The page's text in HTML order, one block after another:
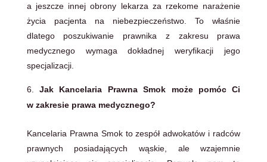
a jeszcze innej obrony lekarza za rzekome narażenie
życia pacjenta na niebezpieczeństwo. To właśnie
dlatego poszukiwanie prawnika z zakresu prawa
medycznego wymaga dokładnej weryfikacji jego
specjalizacji.
Jak Kancelaria Prawna Smok może pomóc Ci
w zakresie prawa medycznego?
Kancelaria Prawna Smok to zespół adwokatów i radców
prawnych posiadających wąskie, ale wzajemnie